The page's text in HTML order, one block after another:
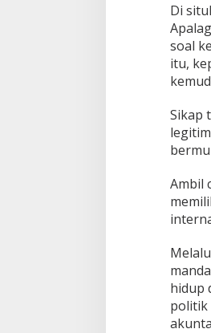
Di
soal
itu,
Sikap
Ambil
hidup
politik